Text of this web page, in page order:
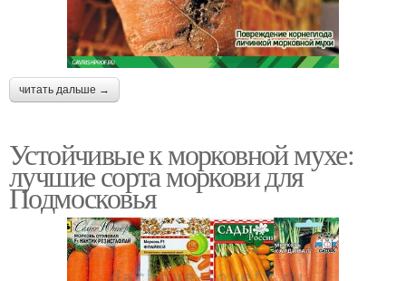
читать дальше →
Устойчивые к морковной мухе:
лучшие сорта моркови для
Подмосковья